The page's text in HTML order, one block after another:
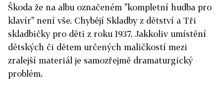
Škoda že na albu označeném "kompletní hudba pro
klavír" není vše. Chybějí Skladby z dětství a Tři
skladbičky pro děti z roku 1937. Jakkoliv umístění
dětských či dětem určených maličkostí mezi
zralejší materiál je samozřejmě dramaturgický
problém.